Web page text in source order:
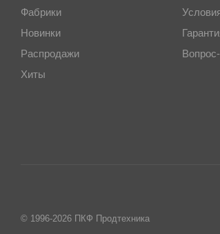
Фабрики
Новинки
Распродажи
Хиты
© 1996-2026 ПКФ Продтехника